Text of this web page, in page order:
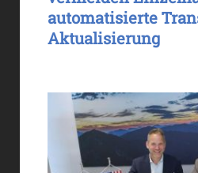
automatisierte
Aktualisierung